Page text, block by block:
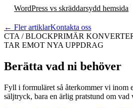
WordPress vs skräddarsydd hemsida
← Fler artiklarKontakta oss
CTA / BLOCKPRIMÄR
TAR EMOT NYA UPPDRAG
Berätta vad ni behöver
Fyll i formuläret så återkommer vi inom
säljtryck, bara en ärlig pratstund om vad